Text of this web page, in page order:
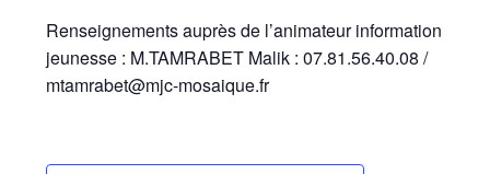
Renseignements auprès de l’animateur information
jeunesse : M.TAMRABET Malik : 07.81.56.40.08 /
mtamrabet@mjc-mosaique.fr